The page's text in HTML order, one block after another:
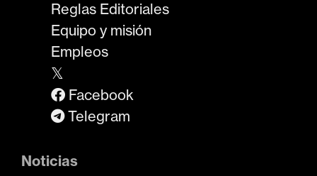
Reglas Editoriales
Equipo y misión
Empleos
𝕏
Facebook
Telegram
Noticias